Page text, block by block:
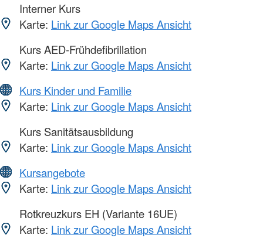
Interner Kurs
Karte: Link zur Google Maps Ansicht
Kurs AED-Frühdefibrillation
Karte: Link zur Google Maps Ansicht
Kurs Kinder und Familie
Karte: Link zur Google Maps Ansicht
Kurs Sanitätsausbildung
Karte: Link zur Google Maps Ansicht
Kursangebote
Karte: Link zur Google Maps Ansicht
Rotkreuzkurs EH (Variante 16UE)
Karte: Link zur Google Maps Ansicht